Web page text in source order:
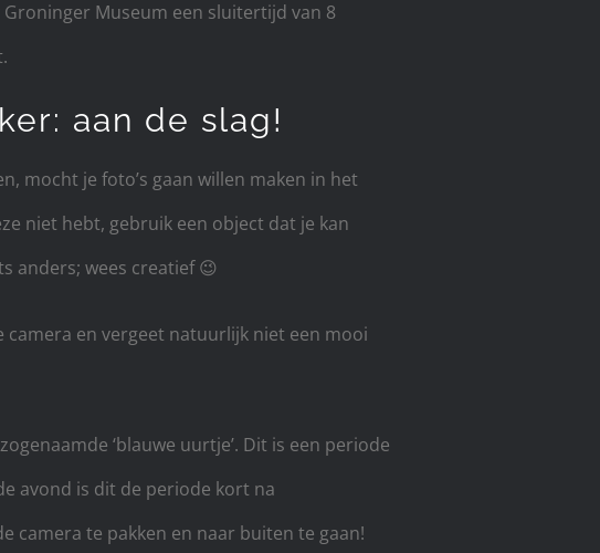
Museum een sluitertijd van 8
aan de slag!
mocht je foto’s gaan willen maken in het
niet hebt, gebruik een object dat je kan
anders; wees creatief 😉
en vergeet natuurlijk niet een mooi
‘blauwe uurtje’. Dit is een periode
avond is dit de periode kort na
camera te pakken en naar buiten te gaan!